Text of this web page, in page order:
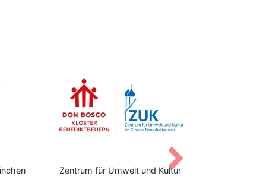
Zentrum für Umwelt und Kultur